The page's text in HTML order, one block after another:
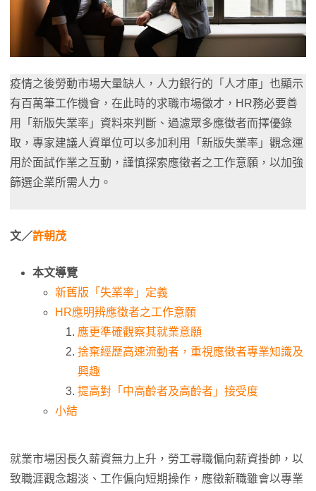
疫情之後勞動市場大量缺人，人力銀行的「人才庫」也顯示
有百萬筆工作機會，在此時的求職市場徵才，HR務必要善
用「新版失業率」資料來判斷、過濾眾多應徵者而擇優錄
取，專家建議人資單位可以多加利用「新版失業率」觀念運
用於面試作業之互動，謹慎探索應徵者之工作意願，以加強
篩選企業所需人力。
文／許朝茂
本文導覽
新舊版「失業率」定義
HR應明辨應徵者之工作意願
應更準確觀察其就業意願
捨棄經歷高速流動者，重視應徵者專業知識及
興趣
提高對「中高齡者及高齡者」接受度
小結
就業市場因長久薪資無力上升，勞工尋職偏向薪資掛帥，以
致職涯觀念趨淡、工作偏向短期操作，應徵新職雖會以專業